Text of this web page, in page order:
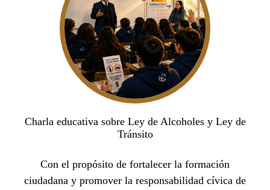
Charla educativa sobre Ley de Alcoholes y Ley de
Tránsito
Con el propósito de fortalecer la formación
ciudadana y promover la responsabilidad cívica de